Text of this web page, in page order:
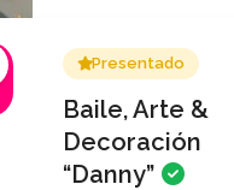
Presentado
Baile, Arte &
Decoración
“Danny”